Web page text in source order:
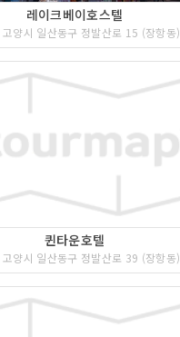
레이크베이호스텔
고양시 일산동구 정발산로 15 (장항동)
퀸타운호텔
고양시 일산동구 정발산로 39 (장항동)